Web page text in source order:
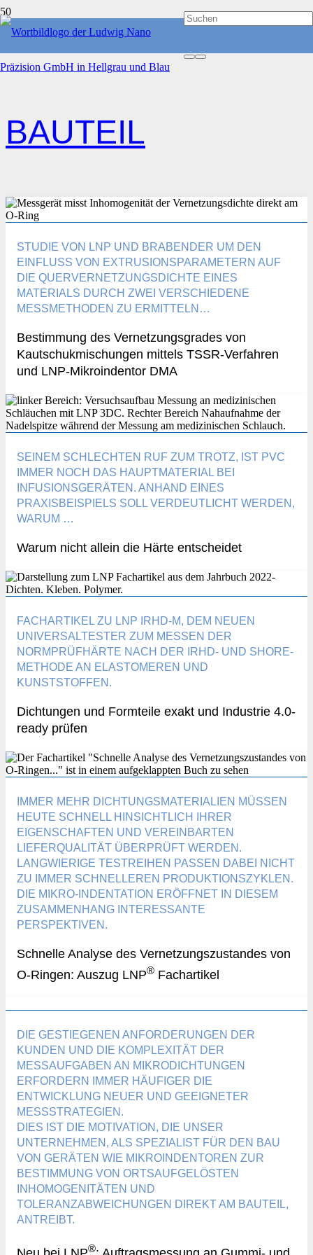
START
BAUTEIL
STUDIE VON LNP UND BRABENDER UM DEN
EINFLUSS VON EXTRUSIONSPARAMETERN AUF
DIE QUERVERNETZUNGSDICHTE EINES
MATERIALS DURCH ZWEI VERSCHIEDENE
MESSMETHODEN ZU ERMITTELN…
Bestimmung des Vernetzungsgrades von
Kautschukmischungen mittels TSSR-Verfahren
und LNP-Mikroindentor DMA
SEINEM SCHLECHTEN RUF ZUM TROTZ, IST PVC
IMMER NOCH DAS HAUPTMATERIAL BEI
INFUSIONSGERÄTEN. ANHAND EINES
PRAXISBEISPIELS SOLL VERDEUTLICHT WERDEN,
WARUM …
Warum nicht allein die Härte entscheidet
FACHARTIKEL ZU LNP IRHD-M, DEM NEUEN
UNIVERSALTESTER ZUM MESSEN DER
NORMPRÜFHÄRTE NACH DER IRHD- UND SHORE-
METHODE AN ELASTOMEREN UND
KUNSTSTOFFEN.
Dichtungen und Formteile exakt und Industrie 4.0-
ready prüfen
IMMER MEHR DICHTUNGSMATERIALIEN MÜSSEN
HEUTE SCHNELL HINSICHTLICH IHRER
EIGENSCHAFTEN UND VEREINBARTEN
LIEFERQUALITÄT ÜBERPRÜFT WERDEN.
LANGWIERIGE TESTREIHEN PASSEN DABEI NICHT
ZU IMMER SCHNELLEREN PRODUKTIONSZYKLEN.
DIE MIKRO-INDENTATION ERÖFFNET IN DIESEM
ZUSAMMENHANG INTERESSANTE
PERSPEKTIVEN.
Schnelle Analyse des Vernetzungszustandes von
O-Ringen: Auszug LNP® Fachartikel
DIE GESTIEGENEN ANFORDERUNGEN DER
KUNDEN UND DIE KOMPLEXITÄT DER
MESSAUFGABEN AN MIKRODICHTUNGEN
ERFORDERN IMMER HÄUFIGER DIE
ENTWICKLUNG NEUER UND GEEIGNETER
MESSSTRATEGIEN.
DIES IST DIE MOTIVATION, DIE UNSER
UNTERNEHMEN, ALS SPEZIALIST FÜR DEN BAU
VON GERÄTEN WIE MIKROINDENTOREN ZUR
BESTIMMUNG VON ORTSAUFGELÖSTEN
INHOMOGENITÄTEN UND
TOLERANZABWEICHUNGEN DIREKT AM BAUTEIL,
ANTREIBT.
®